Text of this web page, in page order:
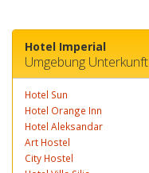
Hotel Imperial
Umgebung Unterkunft
Hotel Sun
Hotel Orange Inn
Hotel Aleksandar
Art Hostel
City Hostel